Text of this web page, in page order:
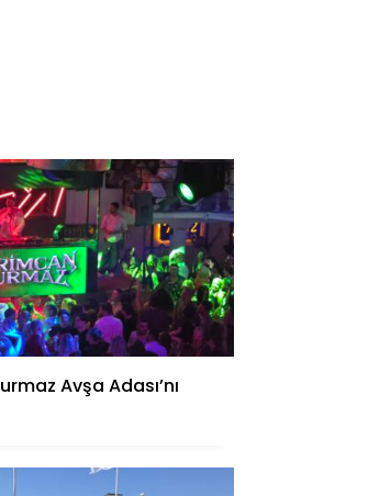
Avşa Adası’nı